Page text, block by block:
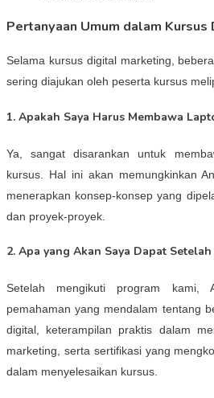
Pertanyaan Umum dalam
Selama kursus digital marketing,
sering diajukan oleh peserta kursus
1. Apakah Saya Harus Membawa
Ya, sangat disarankan untuk
kursus. Hal ini akan memungkinkan
menerapkan konsep-konsep yang
dan proyek-proyek.
2. Apa yang Akan Saya Dapat
Setelah mengikuti program kami,
pemahaman yang mendalam tentang
digital, keterampilan praktis dalam
marketing, serta sertifikasi yang
dalam menyelesaikan kursus.